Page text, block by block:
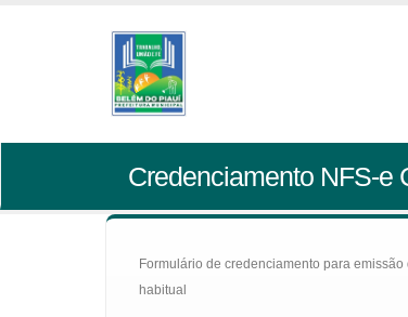
Credenciamento NFS-e
Formulário de credenciamento para
habitual